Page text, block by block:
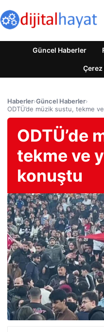
Güncel Haberler
Çerez
Haberler›Güncel Haberler›
ODTÜ’de müzik sustu, tekme
ODTÜ’de
tekme ve
konuştu